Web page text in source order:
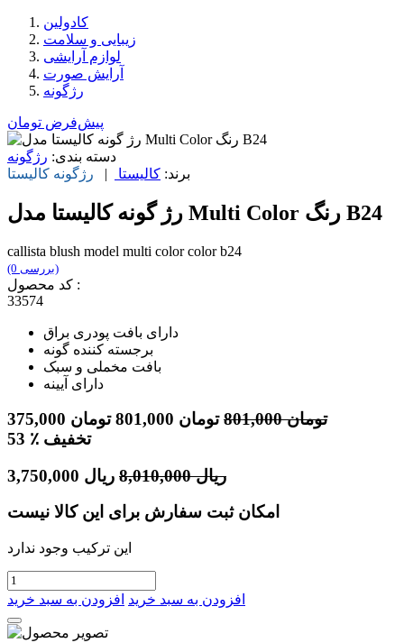
کادولین
زیبایی و سلامت
لوازم آرایشی
آرایش صورت
رژگونه
پیش‌فرض تومان
دسته بندی: رژگونه
برند: کالیستا | رژگونه کالیستا
رژ گونه کالیستا مدل Multi Color رنگ B24
callista blush model multi color color b24
(0 بررسی)
کد محصول :
33574
دارای بافت پودری براق
برجسته کننده گونه
بافت مخملی و سبک
دارای آیینه
375,000 تومان 801,000تومان 801,000 تومان
53
٪ تخفیف
3,750,000 ریال 8,010,000 ریال
امکان ثبت سفارش برای این کالا نیست
این ترکیب وجود ندارد
افزودن به سبد خرید افزودن به سبد خرید